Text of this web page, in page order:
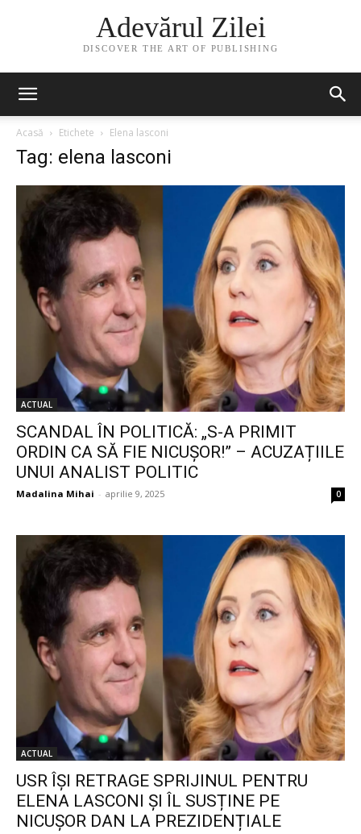
Adevărul Zilei
DISCOVER THE ART OF PUBLISHING
Acasă Etichete Elena lasconi
Tag: elena lasconi
ACTUAL
SCANDAL ÎN POLITICĂ: „S-A PRIMIT
ORDIN CA SĂ FIE NICUȘOR!” – ACUZAȚIILE
UNUI ANALIST POLITIC
Madalina Mihai - aprilie 9, 2025 0
ACTUAL
USR ÎȘI RETRAGE SPRIJINUL PENTRU
ELENA LASCONI ȘI ÎL SUSȚINE PE
NICUȘOR DAN LA PREZIDENȚIALE